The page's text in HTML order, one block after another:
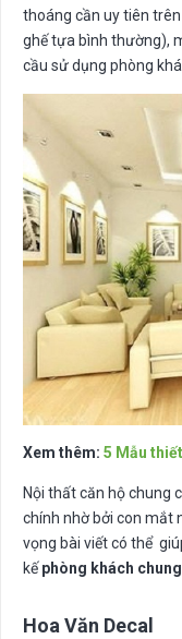
thoáng cần uy tiên
ghế tựa bình thường),
cầu sử dụng phòng
Xem thêm: 5 Mẫu
Nội thất căn hộ chung
chính nhờ bởi con mắt
vọng bài viết có thể
kếphòng khách
Hoa Văn Decal